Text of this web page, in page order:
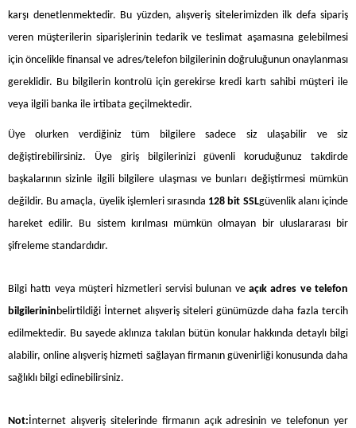
karşı denetlenmektedir. Bu yüzden, alışveriş sitelerimizden ilk defa sipariş
veren müşterilerin siparişlerinin tedarik ve teslimat aşamasına gelebilmesi
için öncelikle finansal ve adres/telefon bilgilerinin doğruluğunun onaylanması
gereklidir. Bu bilgilerin kontrolü için gerekirse kredi kartı sahibi müşteri ile
veya ilgili banka ile irtibata geçilmektedir.
Üye olurken verdiğiniz tüm bilgilere sadece siz ulaşabilir ve siz
değiştirebilirsiniz. Üye giriş bilgilerinizi güvenli koruduğunuz takdirde
başkalarının sizinle ilgili bilgilere ulaşması ve bunları değiştirmesi mümkün
değildir. Bu amaçla, üyelik işlemleri sırasında 128 bit SSLgüvenlik alanı içinde
hareket edilir. Bu sistem kırılması mümkün olmayan bir uluslararası bir
şifreleme standardıdır.
Bilgi hattı veya müşteri hizmetleri servisi bulunan ve açık adres ve telefon
bilgilerininbelirtildiği İnternet alışveriş siteleri günümüzde daha fazla tercih
edilmektedir. Bu sayede aklınıza takılan bütün konular hakkında detaylı bilgi
alabilir, online alışveriş hizmeti sağlayan firmanın güvenirliği konusunda daha
sağlıklı bilgi edinebilirsiniz.
Not:İnternet alışveriş sitelerinde firmanın açık adresinin ve telefonun yer